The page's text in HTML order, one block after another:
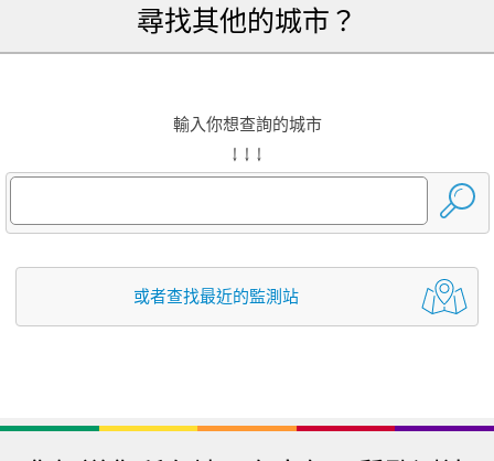
尋找其他的城市？
輸入你想查詢的城市
↓ ↓ ↓
或者查找最近的監測站